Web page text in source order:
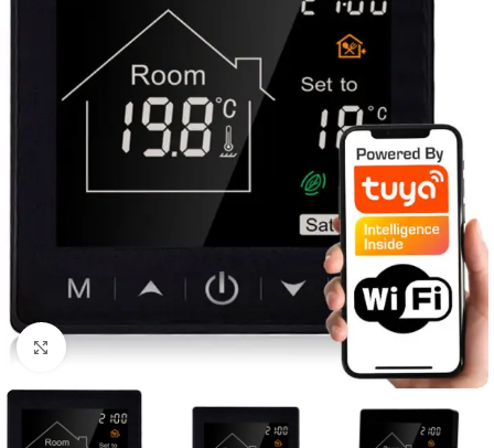
Noklikšķiniet, lai palielinātu